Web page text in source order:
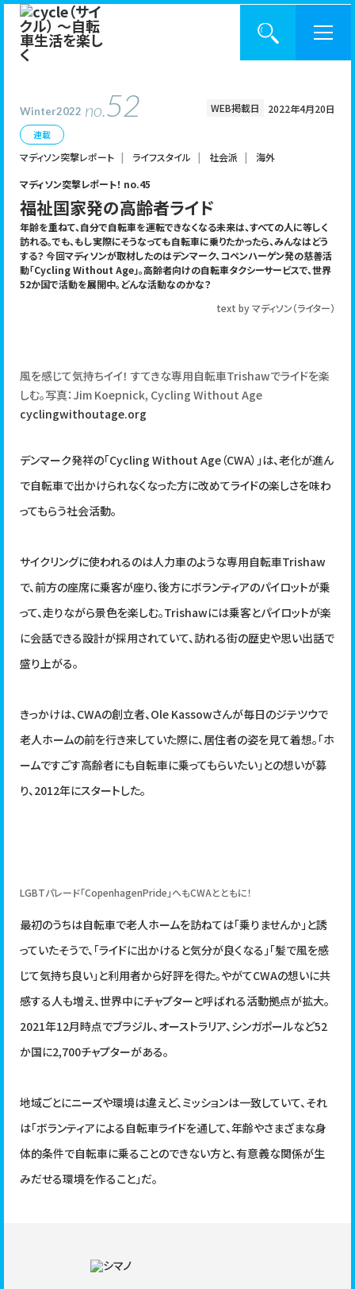
バックナンバー
入手方法
cycleをご活用したい方へ
BACK NUMBER
CATEGORY
KEYWORD
TIPS アウトドア グルメ ピクニック
ブック
ライフスタイル
子ども 文系 映画 雑学
連載
マディソン突撃レポート ライフスタイル 社会派 海外
Winter2022 no.52 WEB掲載日 2022年4月20日
マディソン突撃レポート！ no.45
福祉国家発の高齢者ライド
年齢を重ねて、自分で自転車を運転できなくなる未来は、すべての人に等しく
訪れる。でも、もし実際にそうなっても自転車に乗りたかったら、みんなはどう
する？ 今回マディソンが取材したのはデンマーク、コペンハーゲン発の慈善活
動「Cycling Without Age」。高齢者向けの自転車タクシーサービスで、世界
52か国で活動を展開中。どんな活動なのかな？
text by マディソン（ライター）
風を感じて気持ちイイ！ すてきな専用自転車Trishawでライドを楽
しむ。写真：Jim Koepnick, Cycling Without Age
cyclingwithoutage.org
デンマーク発祥の「Cycling Without Age（CWA）」は、老化が進ん
で自転車で出かけられなくなった方に改めてライドの楽しさを味わ
ってもらう社会活動。
サイクリングに使われるのは人力車のような専用自転車Trishaw
で、前方の座席に乗客が座り、後方にボランティアのパイロットが乗
って、走りながら景色を楽しむ。Trishawには乗客とパイロットが楽
に会話できる設計が採用されていて、訪れる街の歴史や思い出話で
盛り上がる。
きっかけは、CWAの創立者、Ole Kassowさんが毎日のジテツウで
老人ホームの前を行き来していた際に、居住者の姿を見て着想。「ホ
ームですごす高齢者にも自転車に乗ってもらいたい」との想いが募
り、2012年にスタートした。
LGBTパレード「CopenhagenPride」へもCWAとともに！
最初のうちは自転車で老人ホームを訪ねては「乗りませんか」と誘
っていたそうで、「ライドに出かけると気分が良くなる」「髪で風を感
じて気持ち良い」と利用者から好評を得た。やがてCWAの想いに共
感する人も増え、世界中にチャプターと呼ばれる活動拠点が拡大。
2021年12月時点でブラジル、オーストラリア、シンガポールなど52
か国に2,700チャプターがある。
地域ごとにニーズや環境は違えど、ミッションは一致していて、それ
は「ボランティアによる自転車ライドを通して、年齢やさまざまな身
体的条件で自転車に乗ることのできない方と、有意義な関係が生
みだせる環境を作ること」だ。